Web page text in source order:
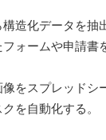
造化データを抽
ォームや申請書
をスプレッドシ
を自動化する。